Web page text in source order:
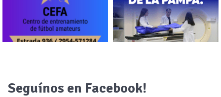
Seguínos en Facebook!